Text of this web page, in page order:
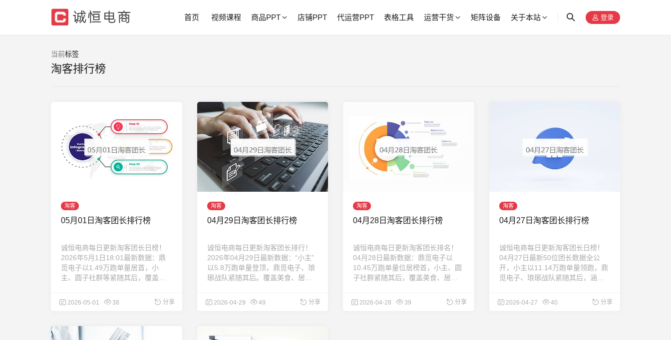
首页 视频课程 商品PPT 店铺PPT 代运营PPT 表格工具 运营干货 矩阵设备 关于本站 登录
当前标签
淘客排行榜
淘客
05月01日淘客团长排行榜
诚恒电商每日更新淘客团长日榜！
2026年5月1日18:01最新数据：鼎
觅电子以1.49万跑单量居首，小
主、圆子社群等紧随其后，覆盖美
49位团长，助力商家精准合作。 ...
2026-05-01 38 分享
淘客
04月29日淘客团长排行榜
诚恒电商每日更新淘客团长排行！
2026年04月29日最新数据：“小主”
以5.8万跑单量登顶，鼎觅电子、琅
琊战队紧随其后。覆盖美食、居
精准对接实力团长，提升推广效
果。每日更新，欢迎关注！
2026-04-29 49 分享
淘客
04月28日淘客团长排行榜
诚恒电商每日更新淘客团长排名！
04月28日最新数据：鼎觅电子以
10.45万跑单量位居榜首，小主、圆
子社群紧随其后，覆盖美食、居
助力商家精准合作！ ...
2026-04-28 39 分享
淘客
04月27日淘客团长排行榜
诚恒电商每日更新淘客团长日榜！
04月27日最新50位团长数据全公
开，小主以11.14万跑单量领跑，鼎
觅电子、琅琊战队紧随其后，涵盖
商家精准合作提供参考。每日更
新，敬请关注！ ...
2026-04-27 40 分享